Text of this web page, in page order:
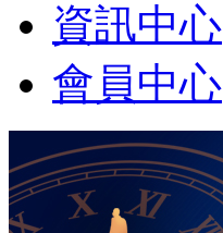
資訊中心
會員中心